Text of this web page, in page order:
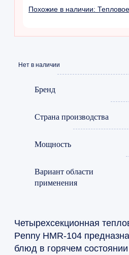
Похожие в наличии:
Нет в наличии
Бренд
Страна производства
Мощность
Вариант области
применения
Четырехсекционная
Penny HMR-104
блюд в горячем